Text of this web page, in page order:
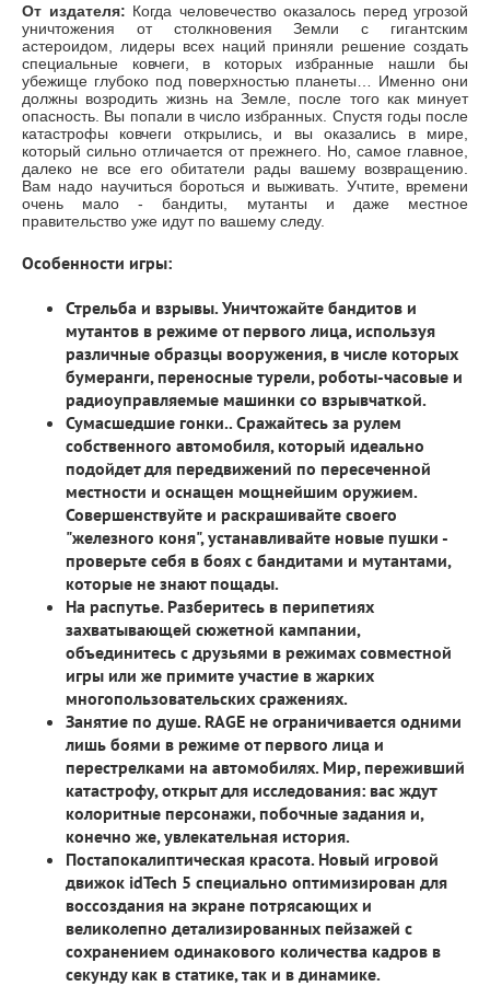
От издателя: Когда человечество оказалось перед угрозой
уничтожения от столкновения Земли с гигантским
астероидом, лидеры всех наций приняли решение создать
специальные ковчеги, в которых избранные нашли бы
убежище глубоко под поверхностью планеты… Именно они
должны возродить жизнь на Земле, после того как минует
опасность. Вы попали в число избранных. Спустя годы после
катастрофы ковчеги открылись, и вы оказались в мире,
который сильно отличается от прежнего. Но, самое главное,
далеко не все его обитатели рады вашему возвращению.
Вам надо научиться бороться и выживать. Учтите, времени
очень мало - бандиты, мутанты и даже местное
правительство уже идут по вашему следу.
Особенности игры:
Стрельба и взрывы. Уничтожайте бандитов и
мутантов в режиме от первого лица, используя
различные образцы вооружения, в числе которых
бумеранги, переносные турели, роботы-часовые и
радиоуправляемые машинки со взрывчаткой.
Сумасшедшие гонки.. Сражайтесь за рулем
собственного автомобиля, который идеально
подойдет для передвижений по пересеченной
местности и оснащен мощнейшим оружием.
Совершенствуйте и раскрашивайте своего
"железного коня", устанавливайте новые пушки -
проверьте себя в боях с бандитами и мутантами,
которые не знают пощады.
На распутье. Разберитесь в перипетиях
захватывающей сюжетной кампании,
объединитесь с друзьями в режимах совместной
игры или же примите участие в жарких
многопользовательских сражениях.
Занятие по душе. RAGE не ограничивается одними
лишь боями в режиме от первого лица и
перестрелками на автомобилях. Мир, переживший
катастрофу, открыт для исследования: вас ждут
колоритные персонажи, побочные задания и,
конечно же, увлекательная история.
Постапокалиптическая красота. Новый игровой
движок idTech 5 специально оптимизирован для
воссоздания на экране потрясающих и
великолепно детализированных пейзажей с
сохранением одинакового количества кадров в
секунду как в статике, так и в динамике.